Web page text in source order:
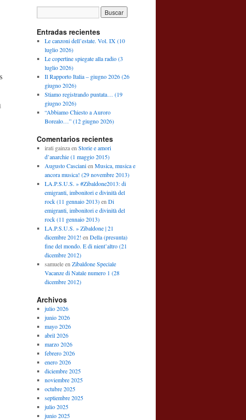
Entradas recientes
Le canzoni dell’estate. Vol. IX (10
luglio 2026)
Le copertine spiegate alla radio (3
luglio 2026)
Il Rapporto Italia – giugno 2026 (26
giugno 2026)
Stiamo registrando puntata… (19
giugno 2026)
“Abbiamo Chiesto a Auroro
Borealo…” (12 giugno 2026)
Comentarios recientes
irati gainzaen Storie e amori
d’anarchie (1 maggio 2015)
Augusto Cascianien Musica, musica e
ancora musica! (29 novembre 2013)
LA.P.S.U.S. » #Zibaldone2013: di
emigranti, imbonitori e divinità del
rock (11 gennaio 2013)en Di
emigranti, imbonitori e divinità del
rock (11 gennaio 2013)
LA.P.S.U.S. » Zibaldone | 21
dicembre 2012! en Della (presunta)
fine del mondo. E di nient’altro (21
dicembre 2012)
samueleen Zibaldone Speciale
Vacanze di Natale numero 1 (28
dicembre 2012)
Archivos
julio 2026
junio 2026
mayo 2026
abril 2026
marzo 2026
febrero 2026
enero 2026
diciembre 2025
noviembre 2025
octubre 2025
septiembre 2025
julio 2025
junio 2025